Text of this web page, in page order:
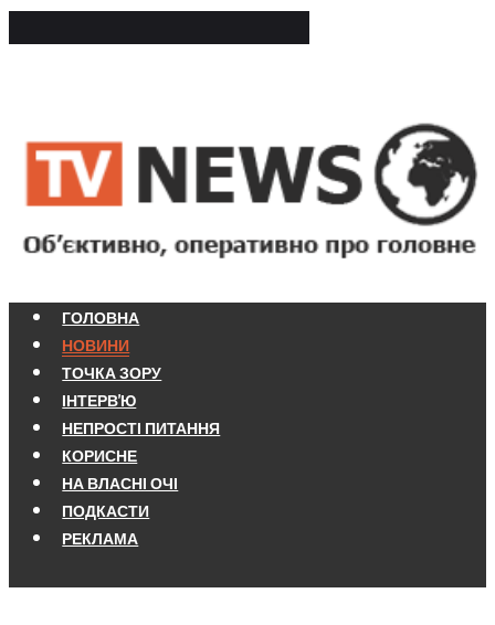
ГОЛОВНА
НОВИНИ
ТОЧКА ЗОРУ
ІНТЕРВ'Ю
НЕПРОСТІ ПИТАННЯ
КОРИСНЕ
НА ВЛАСНІ ОЧІ
ПОДКАСТИ
РЕКЛАМА